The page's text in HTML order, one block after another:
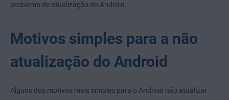
problema de atualização do Android.
Motivos simples para a não
atualização do Android
Alguns dos motivos mais simples para o Android não atualizar